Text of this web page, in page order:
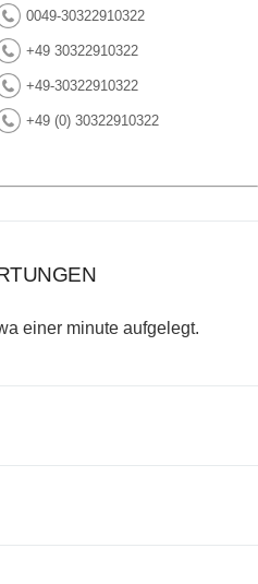
0049-30322910322
+49 30322910322
+49-30322910322
+49 (0) 30322910322
einer minute aufgelegt.